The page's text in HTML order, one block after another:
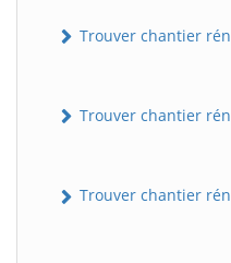
Trouver chantier
Trouver chantier
Trouver chantier